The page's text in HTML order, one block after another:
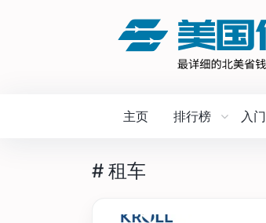
主页 排行榜 入门
# 租车